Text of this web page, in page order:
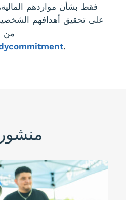
فقط بشأن مواردهم
على تحقيق أهدافهم
من
.